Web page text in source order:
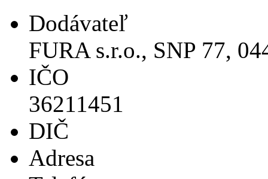
Dodávateľ
FURA s.r.o., SNP 77,
IČO
36211451
DIČ
Adresa